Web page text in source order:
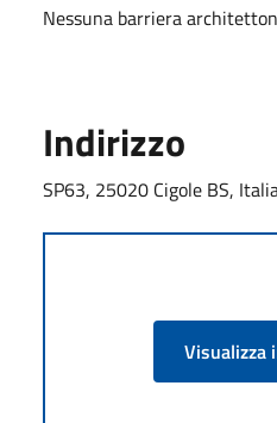
Nessuna barriera
Indirizzo
SP63, 25020 Cigole BS,
Visualizza